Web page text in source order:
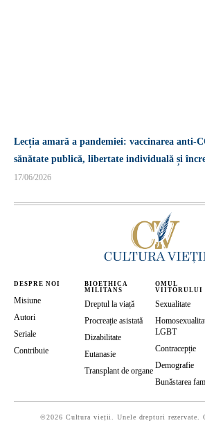
Lecția amară a pandemiei: vaccinarea anti-
sănătate publică, libertate individuală și
17/06/2026
DESPRE NOI
Misiune
Autori
Seriale
Contribuie
BIOETHICA
MILITANS
Dreptul la viață
Procreație asistată
Dizabilitate
Eutanasie
Transplant de organe
OMUL
VIITORULUI
Sexualitate
LGBT
Contracepție
Demografie
Bunăstarea
©2026 Cultura vieții. Unele drepturi rezervate.